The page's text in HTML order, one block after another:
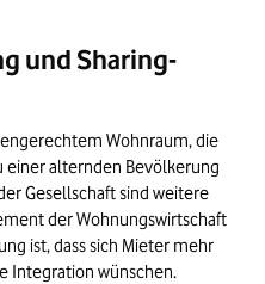
und Sharing-
Wohnraum, die
alternden Bevölkerung
Gesellschaft sind weitere
der Wohnungswirtschaft
ist, dass sich Mieter mehr
Integration wünschen.